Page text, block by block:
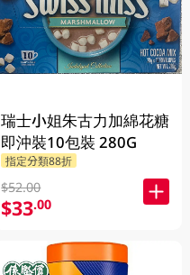
瑞士小姐朱古力加綿花糖
即沖裝10包裝 280G
指定分類88折
$52.00
$33.00